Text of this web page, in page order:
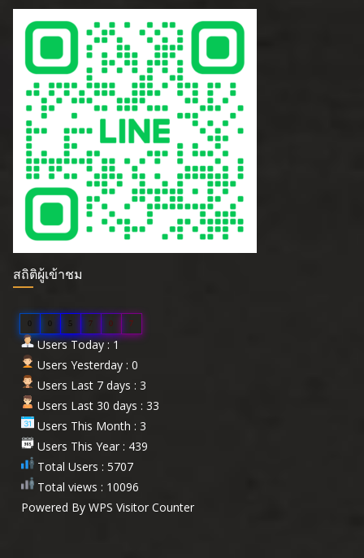
สถิติผู้เข้าชม
5 7 0 7
Users Today : 1
Users Yesterday : 0
Users Last 7 days : 3
Users Last 30 days : 33
Users This Month : 3
Users This Year : 439
Total Users : 5707
Total views : 10096
Powered By WPS Visitor Counter